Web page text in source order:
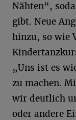
Nähten“,
gibt. Neue
hinzu, so wie
„Uns ist es
zu machen.
wir deutlich
oder andere